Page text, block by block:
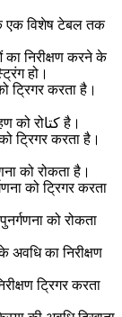
एक विशेष टेबल तक
निरीक्षण करने के
हो।
ट्रिगर करता है।
: प्रोफाइल्स के पुनः संग्रहण को रोکتا है।
ट्रिगर करता है।
को रोकता है।
को ट्रिगर करता
को रोकता
का निरीक्षण
ट्रिगर करता